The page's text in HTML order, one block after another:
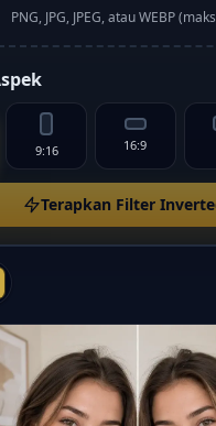
PNG, JPG, JPEG, atau WEBP
9:16 16:9
Terapkan Filter